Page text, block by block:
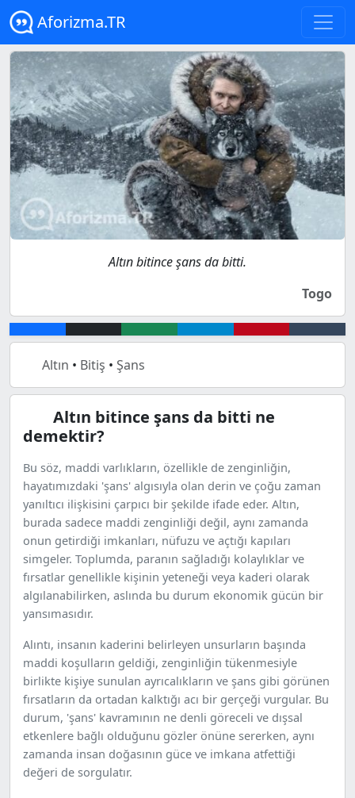
Aforizma.TR
Altın bitince şans da bitti.
Togo
Altın • Bitiş • Şans
Altın bitince şans da bitti ne
demektir?
Bu söz, maddi varlıkların, özellikle de zenginliğin,
hayatımızdaki 'şans' algısıyla olan derin ve çoğu zaman
yanıltıcı ilişkisini çarpıcı bir şekilde ifade eder. Altın,
burada sadece maddi zenginliği değil, aynı zamanda
onun getirdiği imkanları, nüfuzu ve açtığı kapıları
simgeler. Toplumda, paranın sağladığı kolaylıklar ve
fırsatlar genellikle kişinin yeteneği veya kaderi olarak
algılanabilirken, aslında bu durum ekonomik gücün bir
yansımasıdır.
Alıntı, insanın kaderini belirleyen unsurların başında
maddi koşulların geldiği, zenginliğin tükenmesiyle
birlikte kişiye sunulan ayrıcalıkların ve şans gibi görünen
fırsatların da ortadan kalktığı acı bir gerçeği vurgular. Bu
durum, 'şans' kavramının ne denli göreceli ve dışsal
etkenlere bağlı olduğunu gözler önüne sererken, aynı
zamanda insan doğasının güce ve imkana atfettiği
değeri de sorgulatır.